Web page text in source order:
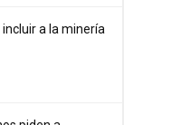
a la minería